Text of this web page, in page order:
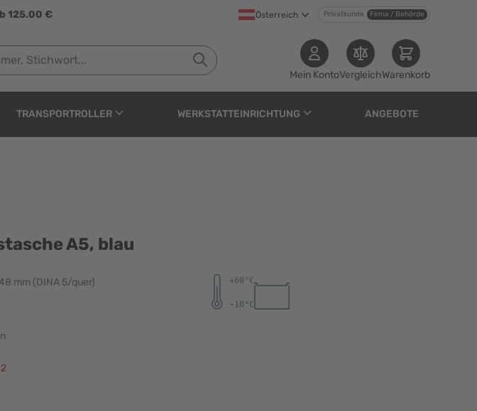
125.00 € Österreich Privatkunde Firma / Behörde
Mein KontoVergleichWarenkorb
TRANSPORTROLLER WERKSTATTEINRICHTUNG ANGEBOTE
A5, blau
mm (DINA 5/quer)